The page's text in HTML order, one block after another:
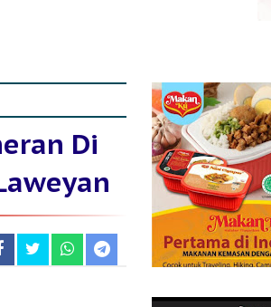
Di